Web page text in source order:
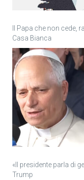
Il Papa che non cede,
Casa Bianca
«Il presidente parla di
Trump